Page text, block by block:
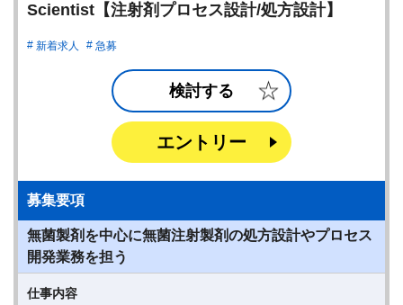
Scientist【注射剤プロセス設計/処方設計】
新着求人 急募
検討する
エントリー
募集要項
無菌製剤を中心に無菌注射製剤の処方設計やプロセス
開発業務を担う
仕事内容